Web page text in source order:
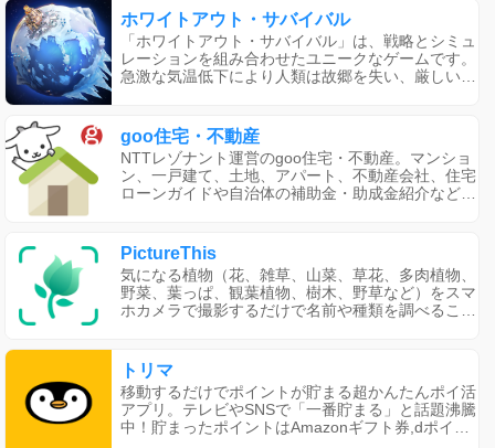
ホワイトアウト・サバイバル
「ホワイトアウト・サバイバル」は、戦略とシミュ
レーションを組み合わせたユニークなゲームです。
急激な気温低下により人類は故郷を失い、厳しい寒
文明国家を再建することが目標です。労働力の分配
や物資の争奪、同盟の設立など、様々な戦略が求め
られます。また、英雄の募集や他プレイヤーとの戦
闘もあります。ゲーム内でアイテムを購入すること
もできますが、必ずしも進捗を加速する必要はあり
goo住宅・不動産
NTTレゾナント運営のgoo住宅・不動産。マンショ
ン、一戸建て、土地、アパート、不動産会社、住宅
ローンガイドや自治体の補助金・助成金紹介など、
PictureThis
気になる植物（花、雑草、山菜、草花、多肉植物、
野菜、葉っぱ、観葉植物、樹木、野草など）をスマ
ホカメラで撮影するだけで名前や種類を調べること
トリマ
移動するだけでポイントが貯まる超かんたんポイ活
アプリ。テレビやSNSで「一番貯まる」と話題沸騰
中！貯まったポイントはAmazonギフト券,dポイン